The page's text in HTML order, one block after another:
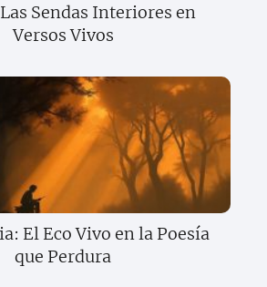
Sendas Interiores en
Versos Vivos
El Eco Vivo en la Poesía
que Perdura